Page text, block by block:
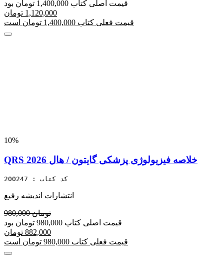
قیمت اصلی کتاب 1,400,000 تومان بود
1,120,000 تومان
قیمت فعلی کتاب 1,400,000 تومان است
10%
QRS خلاصه فیزیولوژی پزشکی گایتون / هال 2026
کد کتاب : 200247
انتشارات اندیشه رفیع
980,000 تومان
قیمت اصلی کتاب 980,000 تومان بود
882,000 تومان
قیمت فعلی کتاب 980,000 تومان است